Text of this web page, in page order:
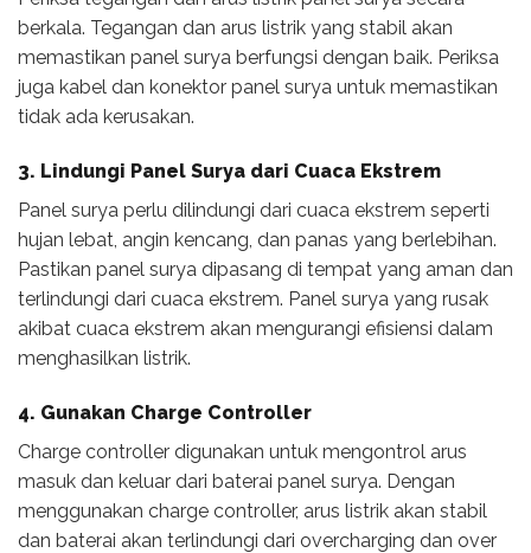
berkala. Tegangan dan arus listrik yang stabil akan
memastikan panel surya berfungsi dengan baik. Periksa
juga kabel dan konektor panel surya untuk memastikan
tidak ada kerusakan.
3. Lindungi Panel Surya dari Cuaca Ekstrem
Panel surya perlu dilindungi dari cuaca ekstrem seperti
hujan lebat, angin kencang, dan panas yang berlebihan.
Pastikan panel surya dipasang di tempat yang aman dan
terlindungi dari cuaca ekstrem. Panel surya yang rusak
akibat cuaca ekstrem akan mengurangi efisiensi dalam
menghasilkan listrik.
4. Gunakan Charge Controller
Charge controller digunakan untuk mengontrol arus
masuk dan keluar dari baterai panel surya. Dengan
menggunakan charge controller, arus listrik akan stabil
dan baterai akan terlindungi dari overcharging dan over